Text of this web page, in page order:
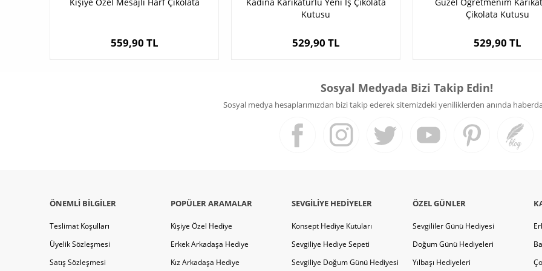
Kişiye Özel Mesajlı Harf Çikolata
559,90 TL
Kadına Karikatürlü Yeni İş Çikolata
Kutusu
529,90 TL
Güzel Öğretmenim
Çikolata Kutusu
529,90 TL
Sosyal Medyada Bizi Takip Edin!
Sosyal medya hesaplarımızdan bizi takip ederek sitemizdeki yeniliklerden anında
ÖNEMLI BILGILER
Teslimat Koşulları
Üyelik Sözleşmesi
Satış Sözleşmesi
POPÜLER ARAMALAR
Kişiye Özel Hediye
Erkek Arkadaşa Hediye
Kız Arkadaşa Hediye
SEVGILIYE HEDIYELER
Konsept Hediye Kutuları
Sevgiliye Hediye Sepeti
Sevgiliye Doğum Günü Hediyesi
ÖZEL GÜNLER
Sevgililer Günü Hediyesi
Doğum Günü Hediyeleri
Yılbaşı Hediyeleri